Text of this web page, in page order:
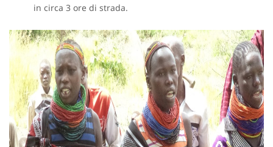
in circa 3 ore di strada.